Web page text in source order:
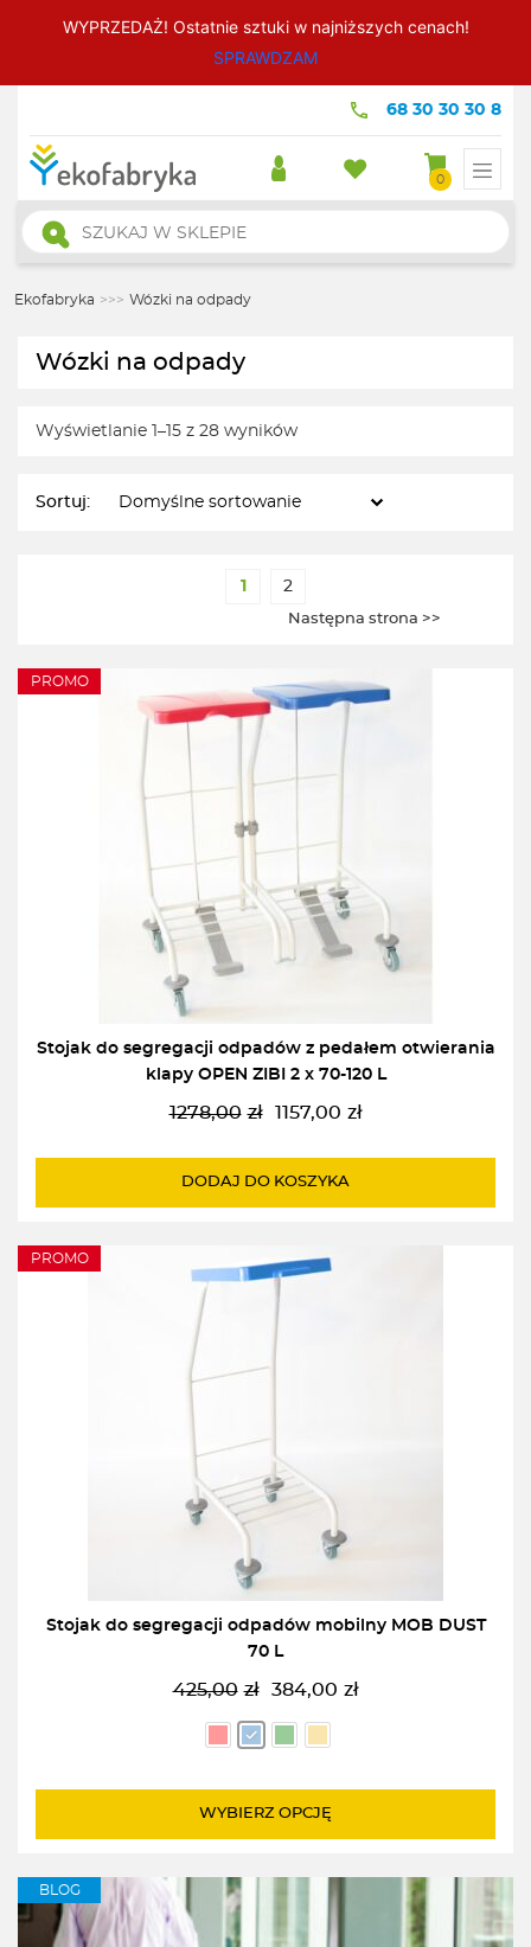
WYPRZEDAŻ! Ostatnie sztuki w najniższych cenach!
SPRAWDZAM
68 30 30 30 8
0
Wyszukiwarka
produktów
Ekofabryka >>> Wózki na odpady
Wózki na odpady
Wyświetlanie 1–15 z 28 wyników
Sortuj:
1 2
Następna strona >>
PROMO
Stojak do segregacji odpadów z pedałem otwierania
klapy OPEN ZIBI 2 x 70-120 L
1278,00 zł
Pierwotna
wynosiła:
1157,00 zł
Aktualna
wynosi:
DODAJ DO KOSZYKA
PROMO
Stojak do segregacji odpadów mobilny MOB DUST
70 L
425,00 zł
Pierwotna
cena
wynosiła:
384,00 zł
Aktualna
cena
wynosi:
WYBIERZ OPCJĘ
BLOG